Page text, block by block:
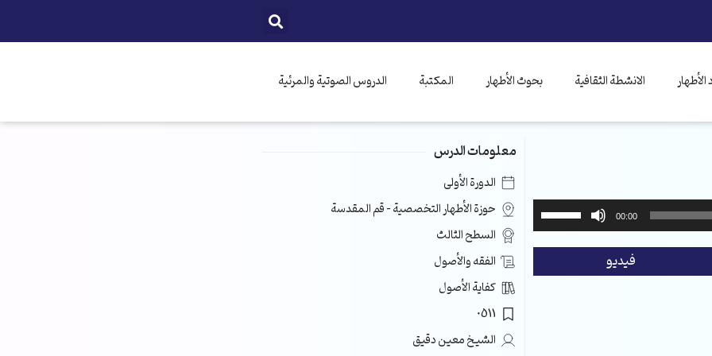
الانشطة الثقافية بحوث الأطهار المكتبة الدروس الصوتية والمرئية
00:00
استخدم
الأسهم
فيديو
معلومات الدرس
الدورة الأولى
حوزة الأطهار التخصصية – قم المقدسة
السطح الثالث
الفقه والأصول
كفاية الأصول
0511
الشيخ معين دقيق